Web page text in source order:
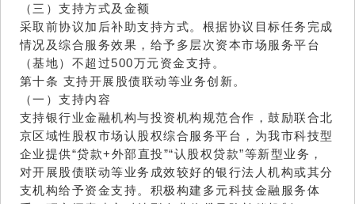
（三）支持方式及金额
采取前协议加后补助支持方式。根据协议目标任务完成
情况及综合服务效果，给予多层次资本市场服务平台
（基地）不超过500万元资金支持。
第十条 支持开展股债联动等业务创新。
（一）支持内容
支持银行业金融机构与投资机构规范合作，鼓励联合北
京区域性股权市场认股权综合服务平台，为我市科技型
企业提供“贷款+外部直投”“认股权贷款”等新型业务，
对开展股债联动等业务成效较好的银行法人机构或其分
支机构给予资金支持。积极构建多元科技金融服务体